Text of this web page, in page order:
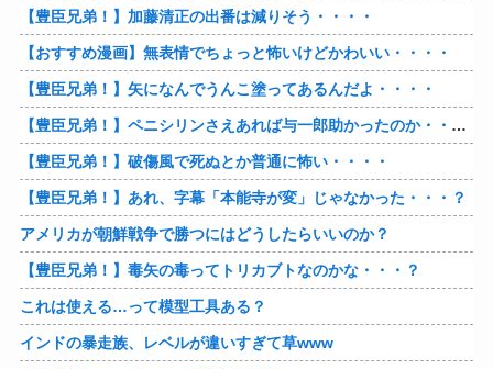
【豊臣兄弟！】加藤清正の出番は減りそう・・・・
【おすすめ漫画】無表情でちょっと怖いけどかわいい・・・・
【豊臣兄弟！】矢になんでうんこ塗ってあるんだよ・・・・
【豊臣兄弟！】ペニシリンさえあれば与一郎助かったのか・・・？
【豊臣兄弟！】破傷風で死ぬとか普通に怖い・・・・
【豊臣兄弟！】あれ、字幕「本能寺が変」じゃなかった・・・？
アメリカが朝鮮戦争で勝つにはどうしたらいいのか？
【豊臣兄弟！】毒矢の毒ってトリカブトなのかな・・・？
これは使える…って模型工具ある？
インドの暴走族、レベルが違いすぎて草www